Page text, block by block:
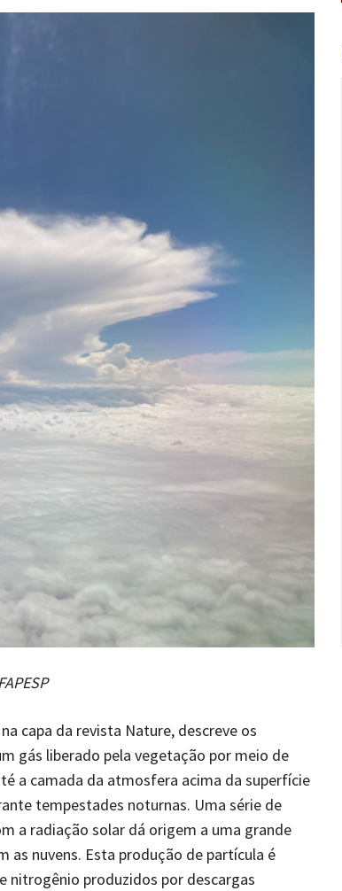
capa da revista Nature, descreve os
gás liberado pela vegetação por meio de
a camada da atmosfera acima da superfície
tempestades noturnas. Uma série de
a radiação solar dá origem a uma grande
as nuvens. Esta produção de partícula é
nitrogênio produzidos por descargas